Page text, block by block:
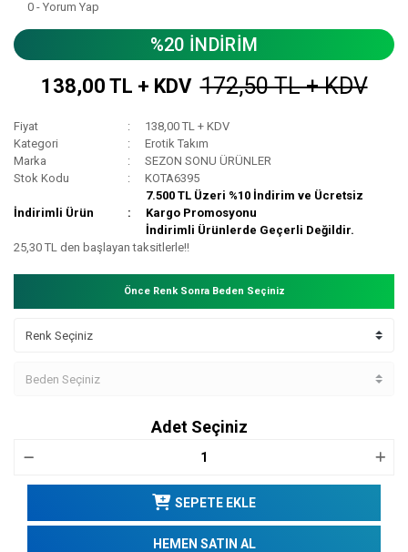
0 - Yorum Yap
%20 İNDİRİM
138,00 TL + KDV 172,50 TL + KDV
Fiyat
138,00 TL + KDV
Kategori
Erotik Takım
Marka
SEZON SONU ÜRÜNLER
Stok Kodu
KOTA6395
İndirimli Ürün
7.500 TL Üzeri %10 İndirim ve Ücretsiz
Kargo Promosyonu
İndirimli Ürünlerde Geçerli Değildir.
25,30 TL den başlayan taksitlerle!!
Önce Renk Sonra Beden Seçiniz
Adet Seçiniz
SEPETE EKLE
HEMEN SATIN AL